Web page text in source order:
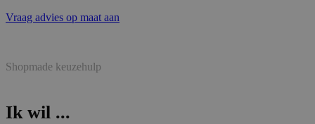
Vraag advies op maat aan
Shopmade keuzehulp
Ik wil ...